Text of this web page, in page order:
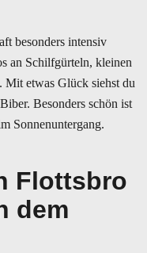
besonders intensiv
an Schilfgürteln, kleinen
Mit etwas Glück siehst du
Besonders schön ist
Sonnenuntergang.
Flottsbro
dem